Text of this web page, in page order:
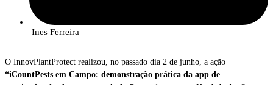
Ines Ferreira
O InnovPlantProtect realizou, no passado dia 2 de junho, a ação
“iCountPests em Campo: demonstração prática da app de
monitorização de pragas agrícolas” , que decorreu na Herdade das Servas,